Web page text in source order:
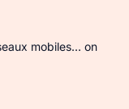
mobiles… on